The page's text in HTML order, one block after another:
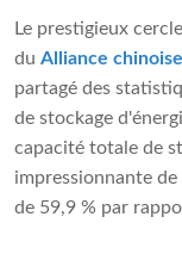
Le prestigieux
du Alliance
partagé des
de stockage
capacité totale de
impressionnante
de 59,9 % par